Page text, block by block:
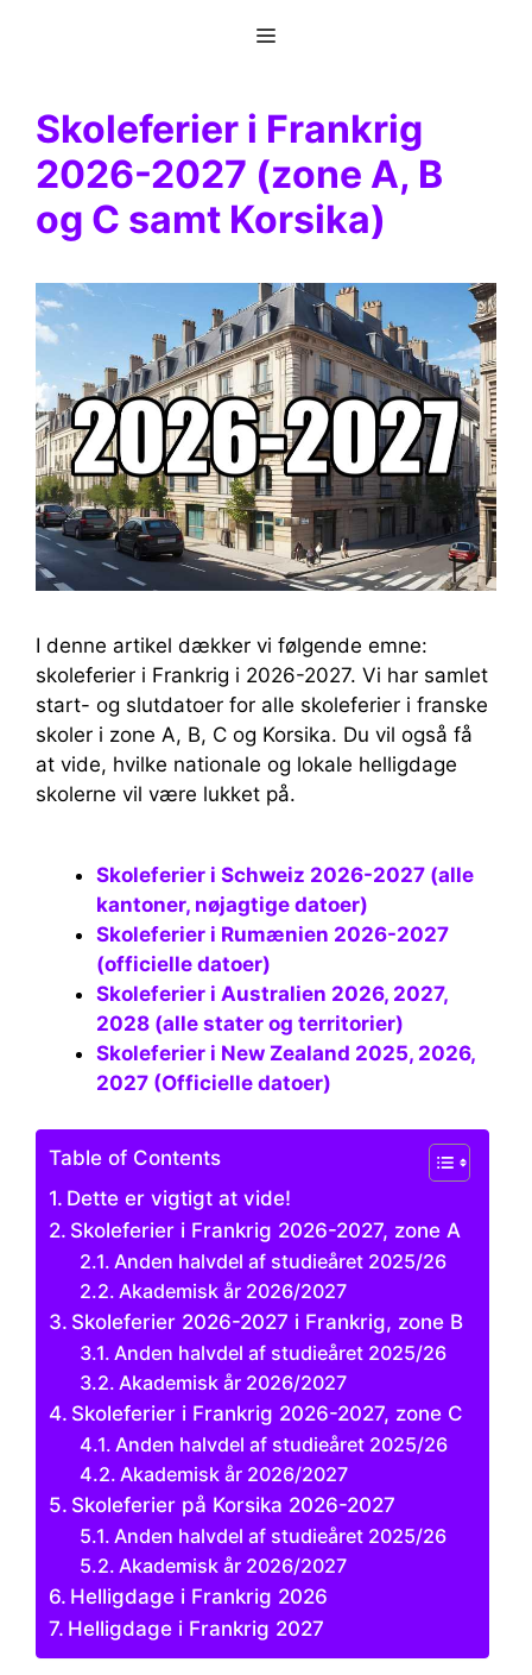
Menu
Skoleferier i Frankrig
2026-2027 (zone A, B
og C samt Korsika)
I denne artikel dækker vi følgende emne:
skoleferier i Frankrig i 2026-2027. Vi har samlet
start- og slutdatoer for alle skoleferier i franske
skoler i zone A, B, C og Korsika. Du vil også få
at vide, hvilke nationale og lokale helligdage
skolerne vil være lukket på.
Skoleferier i Schweiz 2026-2027 (alle
kantoner, nøjagtige datoer)
Skoleferier i Rumænien 2026-2027
(officielle datoer)
Skoleferier i Australien 2026, 2027,
2028 (alle stater og territorier)
Skoleferier i New Zealand 2025, 2026,
2027 (Officielle datoer)
Table of Contents
Dette er vigtigt at vide!
Skoleferier i Frankrig 2026-2027, zone A
Anden halvdel af studieåret 2025/26
Akademisk år 2026/2027
Skoleferier 2026-2027 i Frankrig, zone B
Anden halvdel af studieåret 2025/26
Akademisk år 2026/2027
Skoleferier i Frankrig 2026-2027, zone C
Anden halvdel af studieåret 2025/26
Akademisk år 2026/2027
Skoleferier på Korsika 2026-2027
Anden halvdel af studieåret 2025/26
Akademisk år 2026/2027
Helligdage i Frankrig 2026
Helligdage i Frankrig 2027